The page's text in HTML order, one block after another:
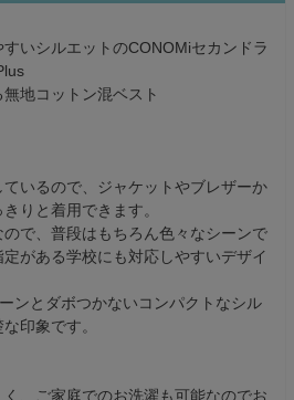
いシルエットのCONOMiセカンドラ
地コットン混ベスト
ているので、ジャケットやブレザーか
りと着用できます。
ので、普段はもちろん色々なシーンで
がある学校にも対応しやすいデザイ
ンとダボつかないコンパクトなシル
印象です。
く、ご家庭でのお洗濯も可能なのでお